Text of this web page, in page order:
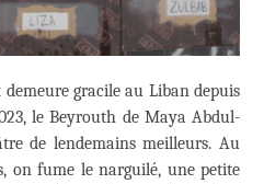
gracile au Liban depuis
le Beyrouth de Maya Abdul-
de lendemains meilleurs. Au
on fume le narguilé, une petite